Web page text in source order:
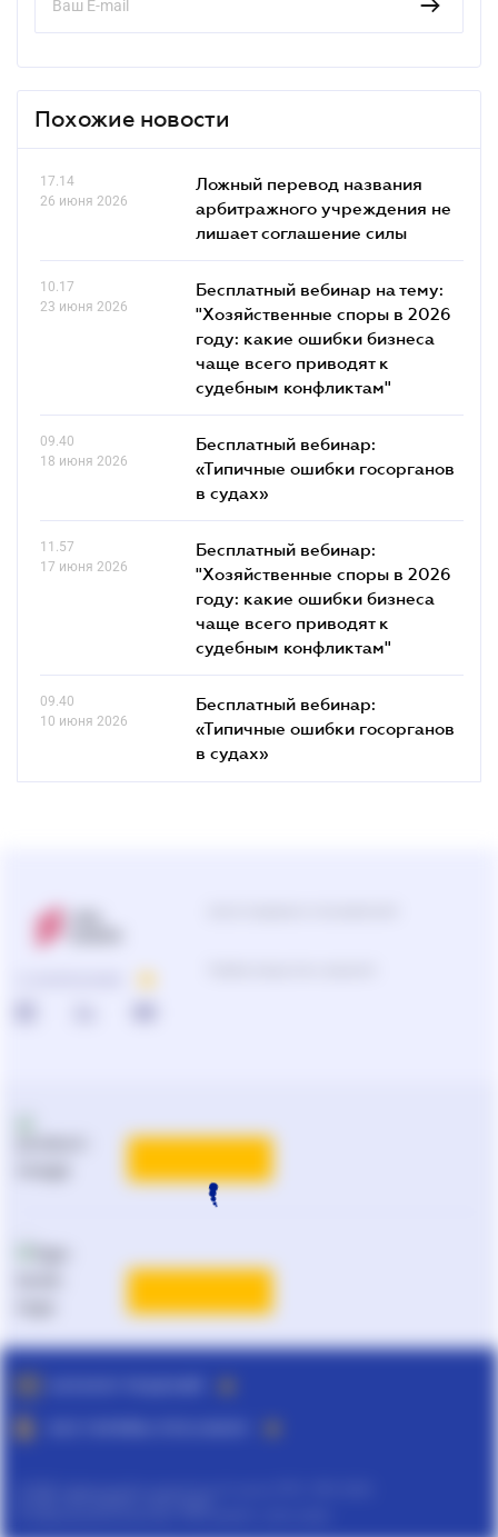
Похожие новости
17.14
26 июня 2026
Ложный перевод названия
арбитражного учреждения не
лишает соглашение силы
10.17
23 июня 2026
Бесплатный вебинар на тему:
"Хозяйственные споры в 2026
году: какие ошибки бизнеса
чаще всего приводят к
судебным конфликтам"
09.40
18 июня 2026
Бесплатный вебинар:
«Типичные ошибки госорганов
в судах»
11.57
17 июня 2026
Бесплатный вебинар:
"Хозяйственные споры в 2026
году: какие ошибки бизнеса
чаще всего приводят к
судебным конфликтам"
09.40
10 июня 2026
Бесплатный вебинар:
«Типичные ошибки госорганов
в судах»
Реклама и PR
наligazakon.net
ТАРИФЫ
каталог УкраиныLiga:BOOK